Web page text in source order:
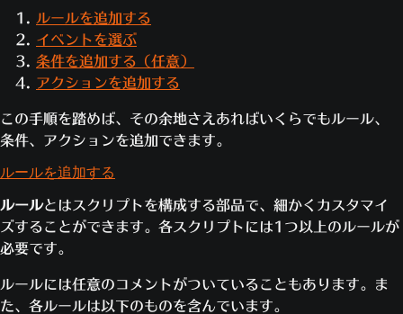
ルールを追加する
イベントを選ぶ
条件を追加する（任意）
アクションを追加する
この手順を踏めば、その余地さえあればいくらでもルール、
条件、アクションを追加できます。
ルールを追加する
ルールとはスクリプトを構成する部品で、細かくカスタマイ
ズすることができます。各スクリプトには1つ以上のルールが
必要です。
ルールには任意のコメントがついていることもあります。ま
た、各ルールは以下のものを含んでいます。